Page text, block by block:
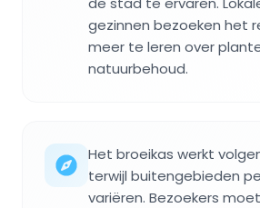
gezinnen bezoeken het
meer te leren over
natuurbehoud.
Het broeikas werkt
terwijl buitengebieden
variëren. Bezoekers